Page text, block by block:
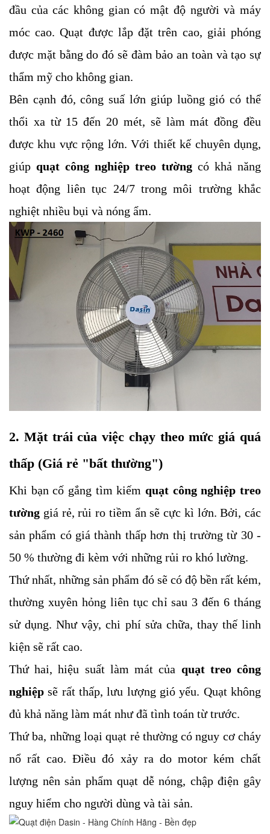
đầu của các không gian có mật độ người và máy
móc cao. Quạt được lắp đặt trên cao, giải phóng
được mặt bằng do đó sẽ đàm bảo an toàn và tạo sự
thẩm mỹ cho không gian.
Bên cạnh đó, công suấ lớn giúp luồng gió có thể
thổi xa từ 15 đến 20 mét, sẽ làm mát đồng đều
được khu vực rộng lớn. Với thiết kế chuyên dụng,
giúp quạt công nghiệp treo tường có khả năng
hoạt động liên tục 24/7 trong môi trường khắc
nghiệt nhiều bụi và nóng ẩm.
2. Mặt trái của việc chạy theo mức giá quá
thấp (Giá rẻ "bất thường")
Khi bạn cố gắng tìm kiếm quạt công nghiệp treo
tường giá rẻ, rủi ro tiềm ẩn sẽ cực kì lớn. Bởi, các
sản phẩm có giá thành thấp hơn thị trường từ 30 -
50 % thường đi kèm với những rủi ro khó lường.
Thứ nhất, những sản phẩm đó sẽ có độ bền rất kém,
thường xuyên hỏng liên tục chỉ sau 3 đến 6 tháng
sử dụng. Như vậy, chi phí sửa chữa, thay thế linh
kiện sẽ rất cao.
Thứ hai, hiệu suất làm mát của quạt treo công
nghiệpsẽ rất thấp, lưu lượng gió yếu. Quạt không
đủ khả năng làm mát như đã tình toán từ trước.
Thứ ba, những loại quạt rẻ thường có nguy cơ cháy
nổ rất cao. Điều đó xảy ra do motor kém chất
lượng nên sản phẩm quạt dễ nóng, chập điện gây
nguy hiểm cho người dùng và tài sản.